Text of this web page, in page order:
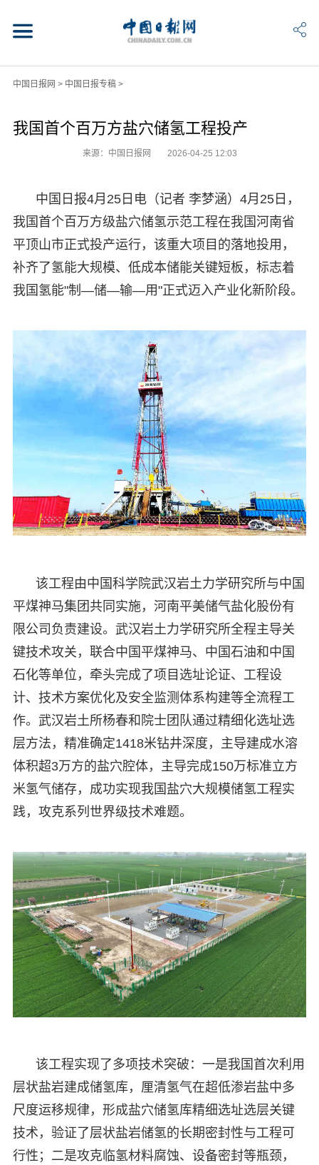
中国日报网 > 中国日报专稿>
我国首个百万方盐穴储氢工程投产
来源：中国日报网 2026-04-25 12:03
中国日报4月25日电（记者 李梦涵）4月25日，
我国首个百万方级盐穴储氢示范工程在我国河南省
平顶山市正式投产运行，该重大项目的落地投用，
补齐了氢能大规模、低成本储能关键短板，标志着
我国氢能"制—储—输—用"正式迈入产业化新阶段。
该工程由中国科学院武汉岩土力学研究所与中国
平煤神马集团共同实施，河南平美储气盐化股份有
限公司负责建设。武汉岩土力学研究所全程主导关
键技术攻关，联合中国平煤神马、中国石油和中国
石化等单位，牵头完成了项目选址论证、工程设
计、技术方案优化及安全监测体系构建等全流程工
作。武汉岩土所杨春和院士团队通过精细化选址选
层方法，精准确定1418米钻井深度，主导建成水溶
体积超3万方的盐穴腔体，主导完成150万标准立方
米氢气储存，成功实现我国盐穴大规模储氢工程实
践，攻克系列世界级技术难题。
该工程实现了多项技术突破：一是我国首次利用
层状盐岩建成储氢库，厘清氢气在超低渗岩盐中多
尺度运移规律，形成盐穴储氢库精细选址选层关键
技术，验证了层状盐岩储氢的长期密封性与工程可
行性；二是攻克临氢材料腐蚀、设备密封等瓶颈，